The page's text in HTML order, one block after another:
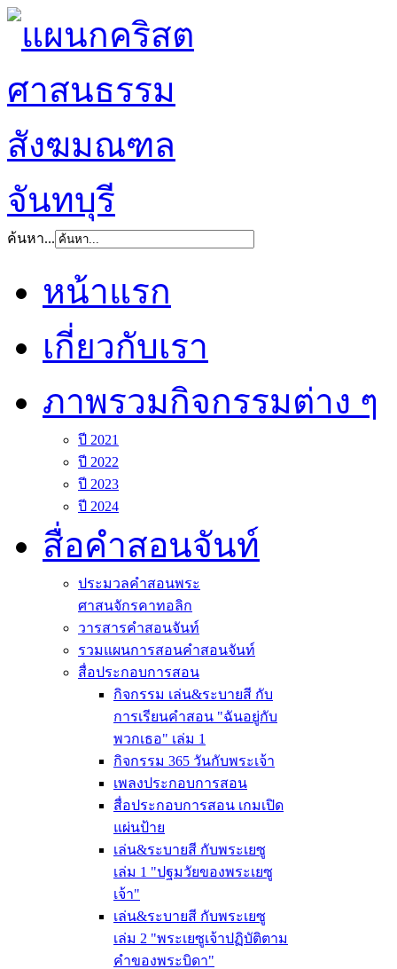
ค้นหา...
หน้าแรก
เกี่ยวกับเรา
ภาพรวมกิจกรรมต่าง ๆ
ปี 2021
ปี 2022
ปี 2023
ปี 2024
สื่อคำสอนจันท์
ประมวลคำสอนพระ
ศาสนจักรคาทอลิก
วารสารคำสอนจันท์
รวมแผนการสอนคำสอนจันท์
สื่อประกอบการสอน
กิจกรรม เล่น&ระบายสี กับ
การเรียนคำสอน "ฉันอยู่กับ
พวกเธอ" เล่ม 1
กิจกรรม 365 วันกับพระเจ้า
เพลงประกอบการสอน
สื่อประกอบการสอน เกมเปิด
แผ่นป้าย
เล่น&ระบายสี กับพระเยซู
เล่ม 1 "ปฐมวัยของพระเยซู
เจ้า"
เล่น&ระบายสี กับพระเยซู
เล่ม 2 "พระเยซูเจ้าปฏิบัติตาม
คำของพระบิดา"